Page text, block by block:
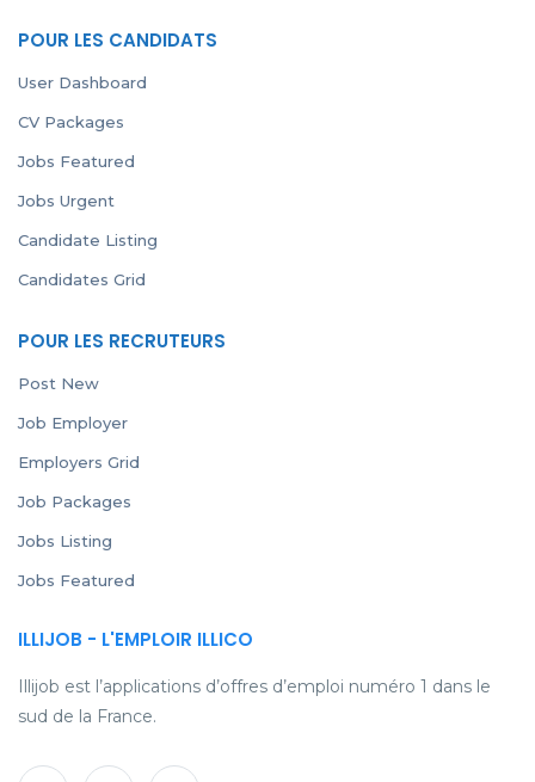
POUR LES CANDIDATS
User Dashboard
CV Packages
Jobs Featured
Jobs Urgent
Candidate Listing
Candidates Grid
POUR LES RECRUTEURS
Post New
Job Employer
Employers Grid
Job Packages
Jobs Listing
Jobs Featured
ILLIJOB - L'EMPLOIR ILLICO
Illijob est l’applications d’offres d’emploi numéro 1 dans le
sud de la France.